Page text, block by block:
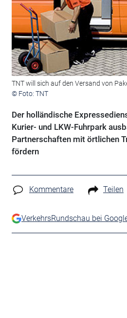
TNT will sich auf den Versand von
© Foto: TNT
Der holländische
Kurier- und LKW-Fuhrpark
Partnerschaften mit örtlichen
fördern
Kommentare Teilen
VerkehrsRundschau bei